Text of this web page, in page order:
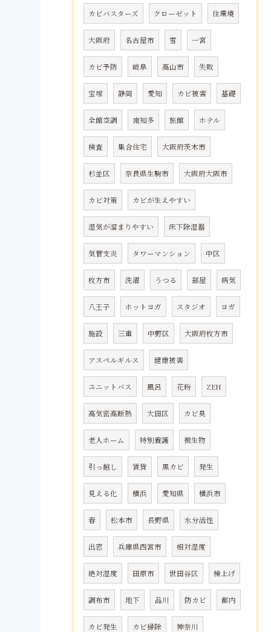
カビバスターズ クローゼット 住環境
大阪府 名古屋市 雪 一宮
カビ予防 岐阜 高山市 失敗
宝塚 静岡 愛知 カビ被害 基礎
全館空調 南知多 旅館 ホテル
検査 集合住宅 大阪府茨木市
杉並区 奈良県生駒市 大阪府大阪市
カビ対策 カビが生えやすい
湿気が溜まりやすい 床下除湿器
気管支炎 タワーマンション 中区
枚方市 洗濯 うつる 部屋 病気
八王子 ホットヨガ スタジオ ヨガ
施設 三重 中野区 大阪府枚方市
アスペルギルス 健康被害
ユニットバス 風呂 花粉 ZEH
高気密高断熱 大田区 カビ臭
老人ホーム 特別養護 微生物
引っ越し 賃貸 黒カビ 発生
見える化 横浜 愛知県 横浜市
春 松本市 長野県 水分活性
出窓 兵庫県西宮市 相対湿度
絶対湿度 田原市 世田谷区 棟上げ
調布市 地下 品川 防カビ 都内
カビ発生 カビ掃除 神奈川